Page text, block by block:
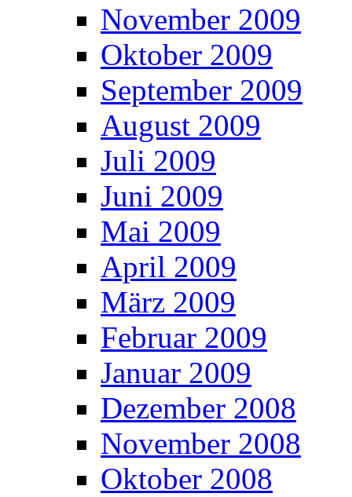
November 2009
Oktober 2009
September 2009
August 2009
Juli 2009
Juni 2009
Mai 2009
April 2009
März 2009
Februar 2009
Januar 2009
Dezember 2008
November 2008
Oktober 2008